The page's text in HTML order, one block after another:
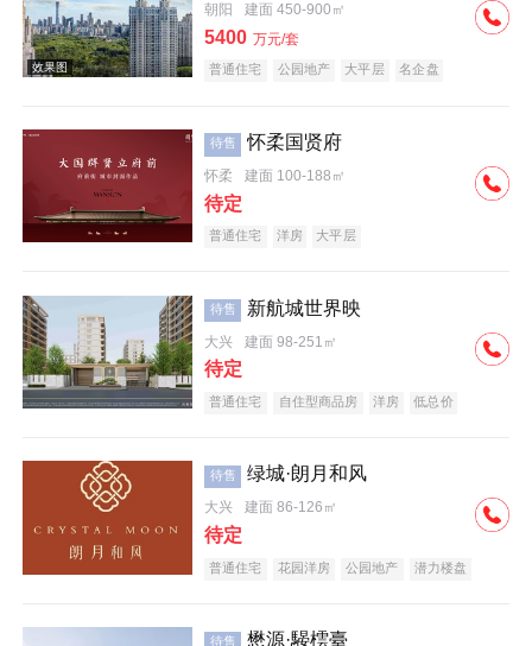
朝阳 建面 450-900㎡
5400 万元/套
普通住宅 公园地产 大平层 名企盘
待售 怀柔国贤府
怀柔 建面 100-188㎡
待定
普通住宅 洋房 大平层
待售 新航城世界映
大兴 建面 98-251㎡
待定
普通住宅 自住型商品房 洋房
低总价
待售 绿城·朗月和风
大兴 建面 86-126㎡
待定
普通住宅 花园洋房 公园地产
潜力楼盘
待售 懋源·騴橒臺